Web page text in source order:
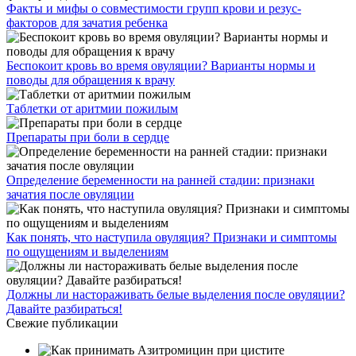
Факты и мифы о совместимости групп крови и резус-
факторов для зачатия ребенка
Беспокоит кровь во время овуляции? Варианты нормы и
поводы для обращения к врачу
Таблетки от аритмии пожилым
Препараты при боли в сердце
Определение беременности на ранней стадии: признаки
зачатия после овуляции
Как понять, что наступила овуляция? Признаки и симптомы
по ощущениям и выделениям
Должны ли настораживать белые выделения после овуляции?
Давайте разбираться!
Свежие публикации